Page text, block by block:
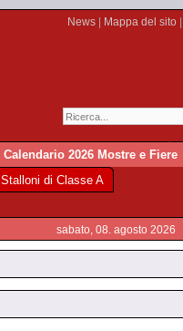
News Mappa del sito
Calendario 2026 Mostre e Fiere
Stalloni di Classe A
sabato, 08. agosto 2026